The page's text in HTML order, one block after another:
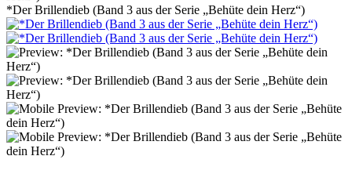
*Der Brillendieb (Band 3 aus der Serie „Behüte dein Herz“)